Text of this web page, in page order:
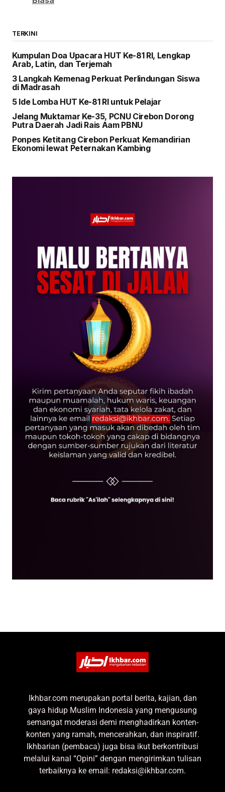
TERKINI
Kumpulan Doa Upacara HUT Ke-81 RI, Lengkap
Arab, Latin, dan Terjemah
3 Langkah Kemenag Perkuat Perlindungan Siswa
di Madrasah
5 Ide Lomba HUT Ke-81 RI untuk Pelajar
Jelang Muktamar Ke-35, PCNU Cirebon Dorong
Putra Daerah Jadi Rais Aam PBNU
Ponpes Ketitang Cirebon Perkuat Kemandirian
Ekonomi lewat Peternakan Kambing
Ikhbar.com merupakan portal berita, kajian, dan
gaya hidup Muslim Indonesia yang mengusung
semangat moderasi demi menghadirkan konten-
konten yang ramah, mencerahkan, dan inspiratif.
Ikhbarian (pembaca) juga bisa ikut berkontribusi
melalui kanal “Opini” dengan mengirimkan tulisan
terbaiknya ke email: redaksi@ikhbar.com.